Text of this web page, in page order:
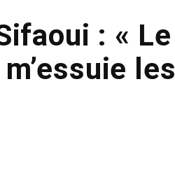
: «
m’essuie